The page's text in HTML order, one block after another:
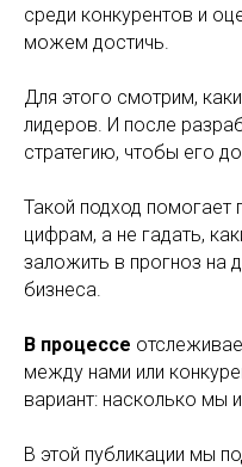
среди конкурентов и
можем достичь.
Для этого смотрим,
лидеров. И после
стратегию, чтобы его
Такой подход помогает
цифрам, а не гадать,
заложить в прогноз на
бизнеса.
В процессе
между нами или
вариант: насколько мы
В этой публикации мы